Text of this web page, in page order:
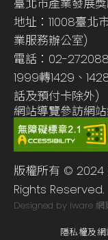
臺北市產業發展
地址：11008臺北
業服務辦公室)
電話：02-
1999轉1429、
話及預付卡除外)
網站導覽參訪網
版權所有 © 2024
Rights Reserved.
Designed by iware 網
隱私權及